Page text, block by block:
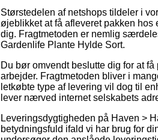
Størstedelen af netshops tildeler i
øjeblikket at få afleveret pakken
dig. Fragtmetoden er nemlig
Gardenlife Plante Hylde Sort.
Du bør omvendt beslutte dig for at
arbejder. Fragtmetoden bliver i
letkøbte type af levering vil dog til
lever nærved internet selskabets
Leveringsdygtigheden på Haven >
betydningsfuld ifald vi har brug for